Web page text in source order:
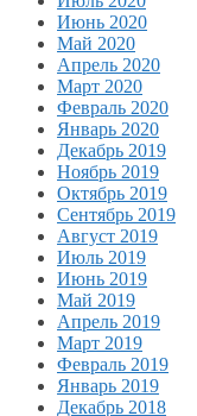
Июнь 2020
Май 2020
Апрель 2020
Март 2020
Февраль 2020
Январь 2020
Декабрь 2019
Ноябрь 2019
Октябрь 2019
Сентябрь 2019
Август 2019
Июль 2019
Июнь 2019
Май 2019
Апрель 2019
Март 2019
Февраль 2019
Январь 2019
Декабрь 2018